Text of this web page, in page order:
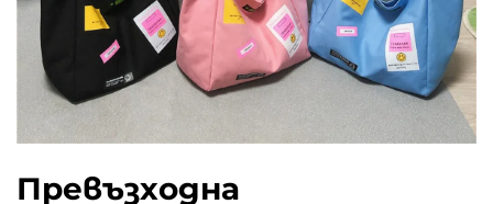
Превъзходна